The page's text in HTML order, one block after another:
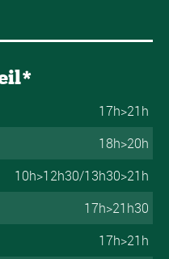
17h>21h
18h>20h
10h>12h30/13h30>21h
17h>21h30
17h>21h